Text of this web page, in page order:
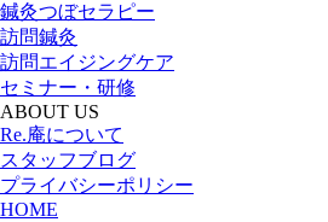
鍼灸つぼセラピー
訪問鍼灸
訪問エイジングケア
セミナー・研修
ABOUT US
Re.庵について
スタッフブログ
プライバシーポリシー
HOME